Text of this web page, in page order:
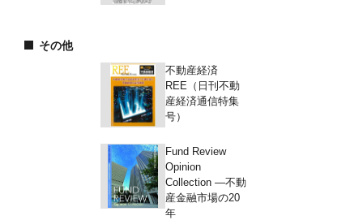
その他
不動産経済
REE（日刊不動
産経済通信特集
号）
Fund Review
Opinion
Collection ―不動
産金融市場の20
年